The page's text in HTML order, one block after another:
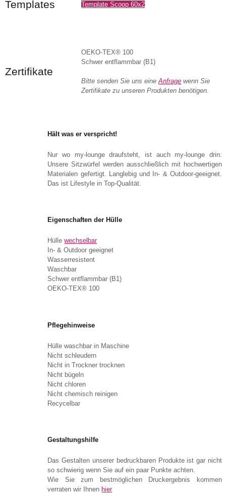
Templates Template Scoop 60x2
Zertifikate
OEKO-TEX® 100
Schwer entflammbar (B1)
Bitte senden Sie uns eineAnfrage wenn Sie
Zertifikate zu unseren Produkten benötigen.
Hält was er verspricht!
Nur wo my-lounge draufsteht, ist auch my-lounge drin:
Unsere Sitzwürfel werden ausschließlich mit hochwertigen
Materialen gefertigt. Langlebig und In- & Outdoor-geeignet.
Das ist Lifestyle in Top-Qualität.
Eigenschaften der Hülle
Hüllewechselbar
In- & Outdoor geeignet
Wasserresistent
Waschbar
Schwer entflammbar (B1)
OEKO-TEX® 100
Pflegehinweise
Hülle waschbar in Maschine
Nicht schleudern
Nicht in Trockner trocknen
Nicht bügeln
Nicht chloren
Nicht chemisch reinigen
Recycelbar
Gestaltungshilfe
Das Gestalten unserer bedruckbaren Produkte ist gar nicht
so schwierig wenn Sie auf ein paar Punkte achten.
Wie Sie zum bestmöglichen Druckergebnis kommen
verraten wir Ihnen hier